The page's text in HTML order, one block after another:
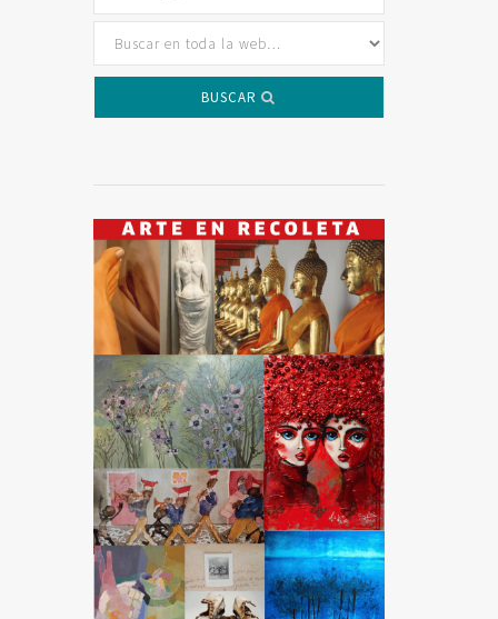
BUSCAR